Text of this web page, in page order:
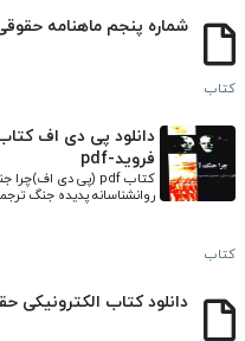
شماره پنجم ماهنامه
کتاب
دانلود پی دی اف
فروید-pdf
روانشناسانه پدیده جنگ
کتاب
دانلود کتاب الکترونیکی حقوق مدنی ۵